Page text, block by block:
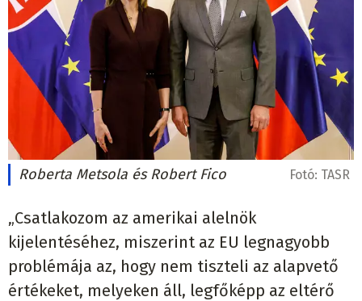
Roberta Metsola és Robert Fico Fotó: TASR
„Csatlakozom az amerikai alelnök
kijelentéséhez, miszerint az EU legnagyobb
problémája az, hogy nem tiszteli az alapvető
értékeket, melyeken áll, legfőképp az eltérő